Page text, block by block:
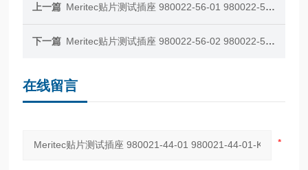
上一篇 Meritec贴片测试插座 980022-56-01 980022-56-01-K
下一篇 Meritec贴片测试插座 980022-56-02 980022-56-02-K
在线留言